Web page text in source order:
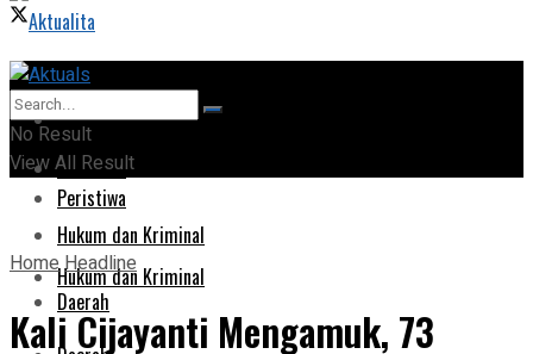
Home
Peristiwa
Hukum dan Kriminal
Daerah
Home
Peristiwa
Hukum dan Kriminal
No Result
View All Result
HomeHeadline
Kali Cijayanti Mengamuk, 73